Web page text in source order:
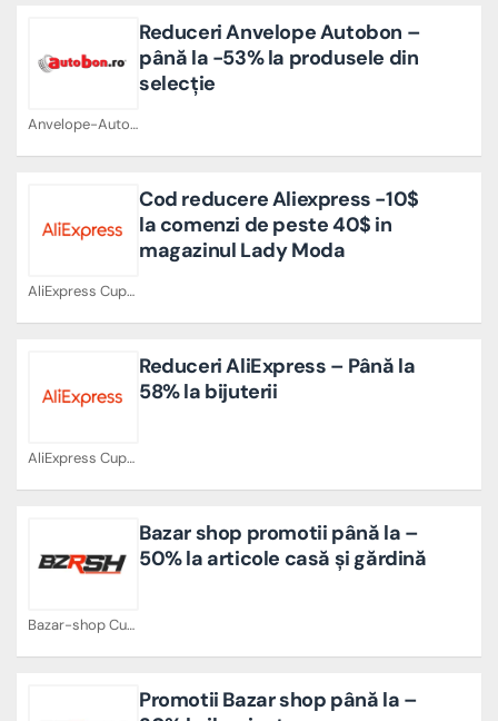
Anvelope-Autobon.ro Cupoane
Reduceri Anvelope Autobon –
până la -53% la produsele din
selecție
AliExpress Cupoane
Cod reducere Aliexpress -10$
la comenzi de peste 40$ in
magazinul Lady Moda
AliExpress Cupoane
Reduceri AliExpress – Până la
58% la bijuterii
Bazar-shop Cupoane
Bazar shop promotii până la –
50% la articole casă și gărdină
Promotii Bazar shop până la –